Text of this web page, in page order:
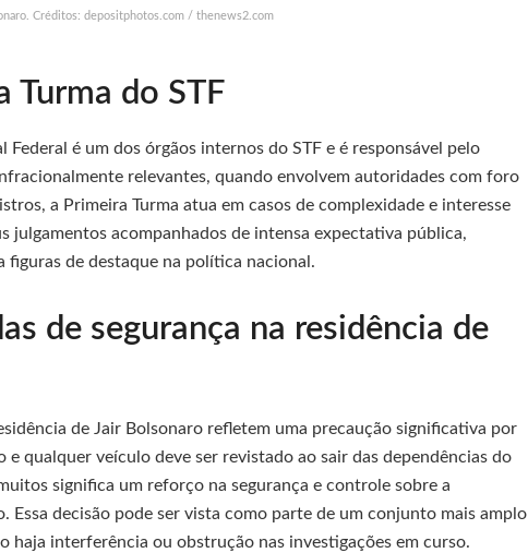
Créditos: depositphotos.com / thenews2.com
Turma do STF
Federal é um dos órgãos internos do STF e é responsável pelo
relevantes, quando envolvem autoridades com foro
a Primeira Turma atua em casos de complexidade e interesse
julgamentos acompanhados de intensa expectativa pública,
de destaque na política nacional.
de segurança na residência de
de Jair Bolsonaro refletem uma precaução significativa por
e qualquer veículo deve ser revistado ao sair das dependências do
significa um reforço na segurança e controle sobre a
Essa decisão pode ser vista como parte de um conjunto mais amplo
haja interferência ou obstrução nas investigações em curso.